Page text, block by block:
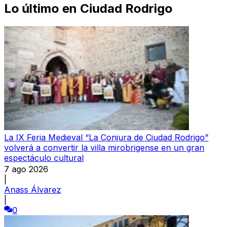
Lo último en Ciudad Rodrigo
La IX Feria Medieval “La Conjura de Ciudad Rodrigo”
volverá a convertir la villa mirobrigense en un gran
espectáculo cultural
7 ago 2026
Anass Álvarez
0